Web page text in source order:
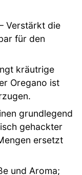
Verstärkt die
für den
kräutrige
Oregano ist
grundlegend
gehackter
ersetzt
und Aroma;